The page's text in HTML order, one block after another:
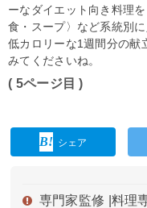
ーなダイエット向き料理
食・スープ〉など系統別
低カロリーな1週間分の献
みてくださいね。
( 5ページ目 )
シェア
専門家監修 | 料理